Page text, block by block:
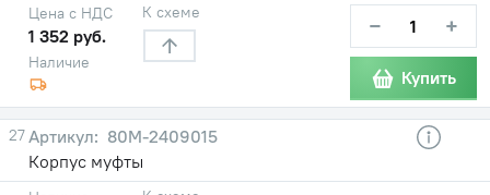
Наличие
Цена с НДС
1 352 руб.
К схеме − +
Купить
27
80М-2409015
Корпус муфты